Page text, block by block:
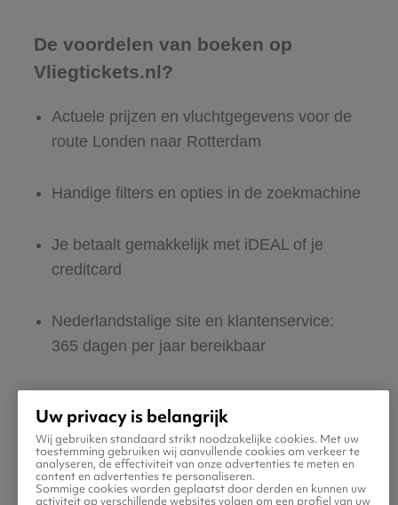
De voordelen van boeken op
Vliegtickets.nl?
Actuele prijzen en vluchtgegevens voor de
route Londen naar Rotterdam
Handige filters en opties in de zoekmachine
Je betaalt gemakkelijk met iDEAL of je
creditcard
Nederlandstalige site en klantenservice:
365 dagen per jaar bereikbaar
Boek ook direct een hotel of huurauto voor
in Rotterdam
Uw privacy is belangrijk
Wij gebruiken standaard strikt noodzakelijke cookies. Met uw
toestemming gebruiken wij aanvullende cookies om verkeer te
analyseren, de effectiviteit van onze advertenties te meten en
content en advertenties te personaliseren.
Sommige cookies worden geplaatst door derden en kunnen uw
activiteit op verschillende websites volgen om een profiel van uw